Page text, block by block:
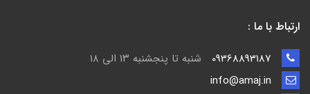
ارتباط با ما :
شنبه تا پنجشنبه ۱۳ الی ۱۸